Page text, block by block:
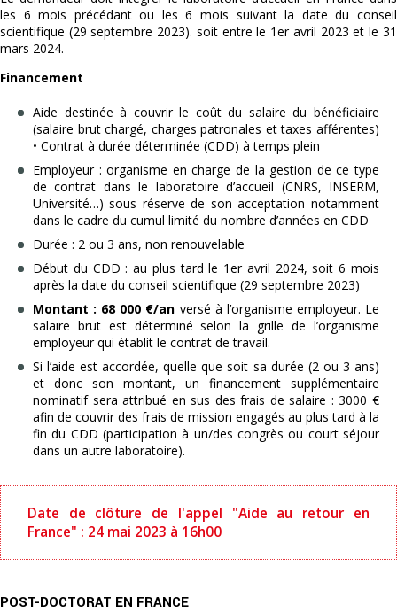
les 6 mois précédant ou les 6 mois suivant la date du conseil
scientifique (29 septembre 2023). soit entre le 1er avril 2023 et le 31
mars 2024.
Financement
Aide destinée à couvrir le coût du salaire du bénéficiaire
(salaire brut chargé, charges patronales et taxes afférentes)
• Contrat à durée déterminée (CDD) à temps plein
Employeur : organisme en charge de la gestion de ce type
de contrat dans le laboratoire d’accueil (CNRS, INSERM,
Université…) sous réserve de son acceptation notamment
dans le cadre du cumul limité du nombre d’années en CDD
Durée : 2 ou 3 ans, non renouvelable
Début du CDD : au plus tard le 1er avril 2024, soit 6 mois
après la date du conseil scientifique (29 septembre 2023)
Montant : 68 000 €/an versé à l’organisme employeur. Le
salaire brut est déterminé selon la grille de l’organisme
employeur qui établit le contrat de travail.
Si l’aide est accordée, quelle que soit sa durée (2 ou 3 ans)
et donc son montant, un financement supplémentaire
nominatif sera attribué en sus des frais de salaire : 3000 €
afin de couvrir des frais de mission engagés au plus tard à la
fin du CDD (participation à un/des congrès ou court séjour
dans un autre laboratoire).
Date de clôture de l'appel "Aide au retour en
France" : 24 mai 2023 à 16h00
POST-DOCTORAT EN FRANCE